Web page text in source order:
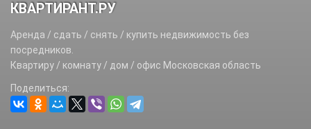
КВАРТИРАНТ.РУ
Аренда / сдать / снять / купить недвижимость без
посредников.
Квартиру / комнату / дом / офис Московская область
Поделиться: